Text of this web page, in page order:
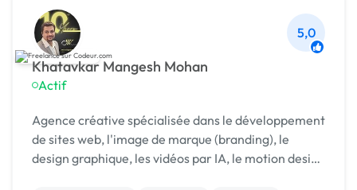
Khatavkar Mangesh Mohan
Actif
5,0
Agence créative spécialisée dans le développement
de sites web, l'image de marque (branding), le
design graphique, les vidéos par IA, le motion design